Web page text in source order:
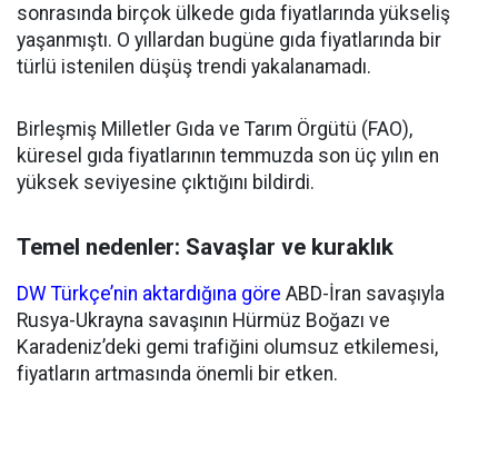
sonrasında birçok ülkede gıda fiyatlarında yükseliş
yaşanmıştı. O yıllardan bugüne gıda fiyatlarında bir
türlü istenilen düşüş trendi yakalanamadı.
Birleşmiş Milletler Gıda ve Tarım Örgütü (FAO),
küresel gıda fiyatlarının temmuzda son üç yılın en
yüksek seviyesine çıktığını bildirdi.
Temel nedenler: Savaşlar ve kuraklık
DW Türkçe’nin aktardığına göre ABD-İran savaşıyla
Rusya-Ukrayna savaşının Hürmüz Boğazı ve
Karadeniz’deki gemi trafiğini olumsuz etkilemesi,
fiyatların artmasında önemli bir etken.